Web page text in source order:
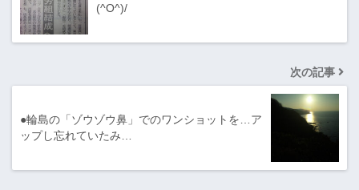
(^O^)/
次の記事
●輪島の「ゾウゾウ鼻」でのワンショットを…ア
ップし忘れていたみ…